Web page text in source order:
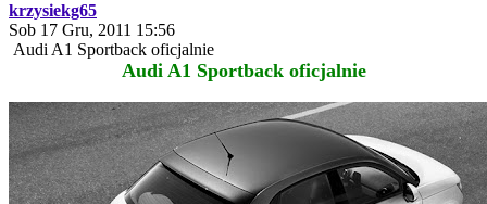
krzysiekg65
Sob 17 Gru, 2011 15:56
Audi A1 Sportback oficjalnie
Audi A1 Sportback oficjalnie